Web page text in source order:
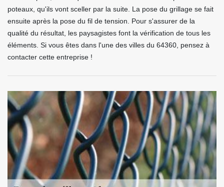
poteaux, qu'ils vont sceller par la suite. La pose du grillage se fait
ensuite après la pose du fil de tension. Pour s'assurer de la
qualité du résultat, les paysagistes font la vérification de tous les
éléments. Si vous êtes dans l'une des villes du 64360, pensez à
contacter cette entreprise !